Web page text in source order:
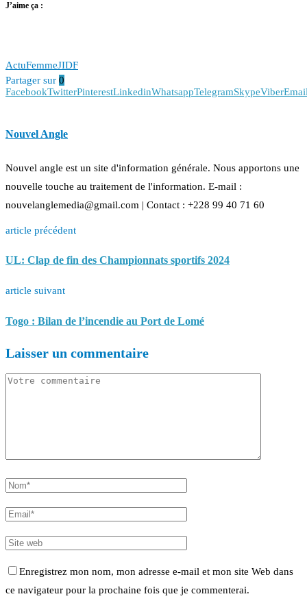
J’aime ça :
ActuFemmeJIDF
Partager sur 0
FacebookTwitterPinterestLinkedinWhatsappTelegramSkypeViber
Nouvel Angle
Nouvel angle est un site d'information générale. Nous apportons une
nouvelle touche au traitement de l'information. E-mail :
nouvelanglemedia@gmail.com | Contact : +228 99 40 71 60
article précédent
UL: Clap de fin des Championnats sportifs 2024
article suivant
Togo : Bilan de l’incendie au Port de Lomé
Laisser un commentaire
Enregistrez mon nom, mon adresse e-mail et mon site Web dans
ce navigateur pour la prochaine fois que je commenterai.